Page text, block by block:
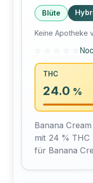
Blüte
Keine Apotheke
☆ ☆ ☆ ☆ ☆
THC
24.0 %
Banana
mit 24 % THC
für Banana